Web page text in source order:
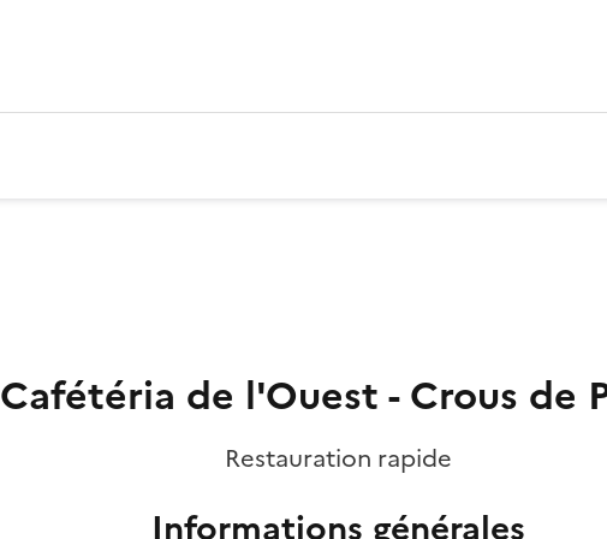
Cafétéria de l'Ouest - Crous de
Restauration rapide
Informations générales